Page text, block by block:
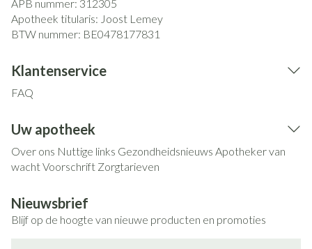
APB nummer: 312305
Apotheek titularis: Joost Lemey
BTW nummer: BE0478177831
Klantenservice
FAQ
Uw apotheek
Over ons Nuttige links Gezondheidsnieuws Apotheker van
wachtVoorschrift Zorgtarieven
Nieuwsbrief
Blijf op de hoogte van nieuwe producten en promoties